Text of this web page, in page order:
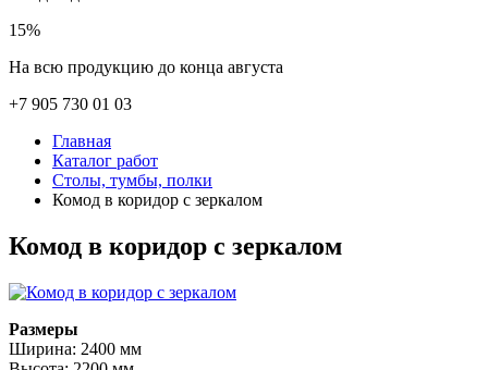
15%
На всю продукцию до конца августа
+7 905 730 01 03
Главная
Каталог работ
Столы, тумбы, полки
Комод в коридор с зеркалом
Комод в коридор с зеркалом
Размеры
Ширина: 2400 мм